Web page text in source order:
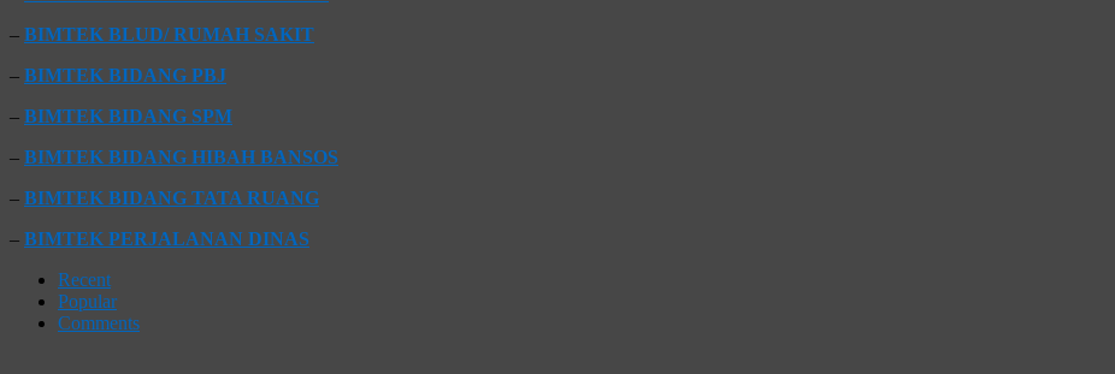
– BIMTEK BLUD/ RUMAH SAKIT
– BIMTEK BIDANG PBJ
– BIMTEK BIDANG SPM
– BIMTEK BIDANG HIBAH BANSOS
– BIMTEK BIDANG TATA RUANG
– BIMTEK PERJALANAN DINAS
Recent
Popular
Comments